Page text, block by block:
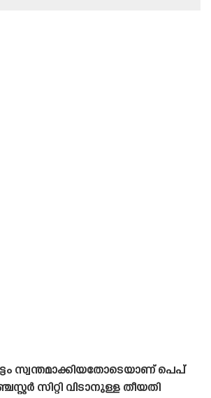
സ്വന്തമാക്കിയതോടെയാണ് പെപ്
സിറ്റി വിടാനുള്ള തീയതി